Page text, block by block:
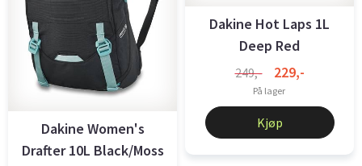
Dakine Women's
Drafter 10L Black/Moss
Dakine Hot Laps 1L
Deep Red
249,- 229,-
På lager
Kjøp